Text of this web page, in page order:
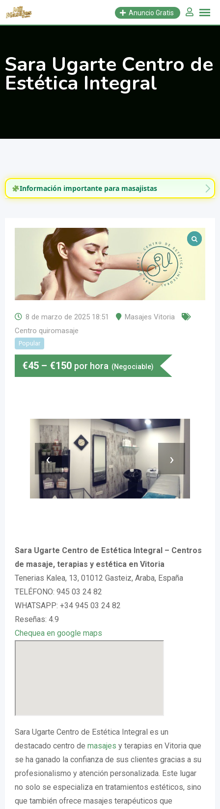
Saltar
Anuncio Gratis
Sara Ugarte Centro de
Estética Integral
Información importante para masajistas
8 de marzo de 2025 18:51
Masajes Vitoria
Centro quiromasaje
Popular
€45 – €150 por hora (Negociable)
‹ ›
Sara Ugarte Centro de Estética Integral – Centros
de masaje, terapias y estética en Vitoria
Tenerias Kalea, 13, 01012 Gasteiz, Araba, España
TELÉFONO: 945 03 24 82
WHATSAPP: +34 945 03 24 82
Reseñas: 4.9
Chequea en google maps
Sara Ugarte Centro de Estética Integral es un
destacado centro de masajes y terapias en Vitoria que
se ha ganado la confianza de sus clientes gracias a su
profesionalismo y atención personalizada. Este lugar
no solo se especializa en tratamientos estéticos, sino
que también ofrece masajes terapéuticos que